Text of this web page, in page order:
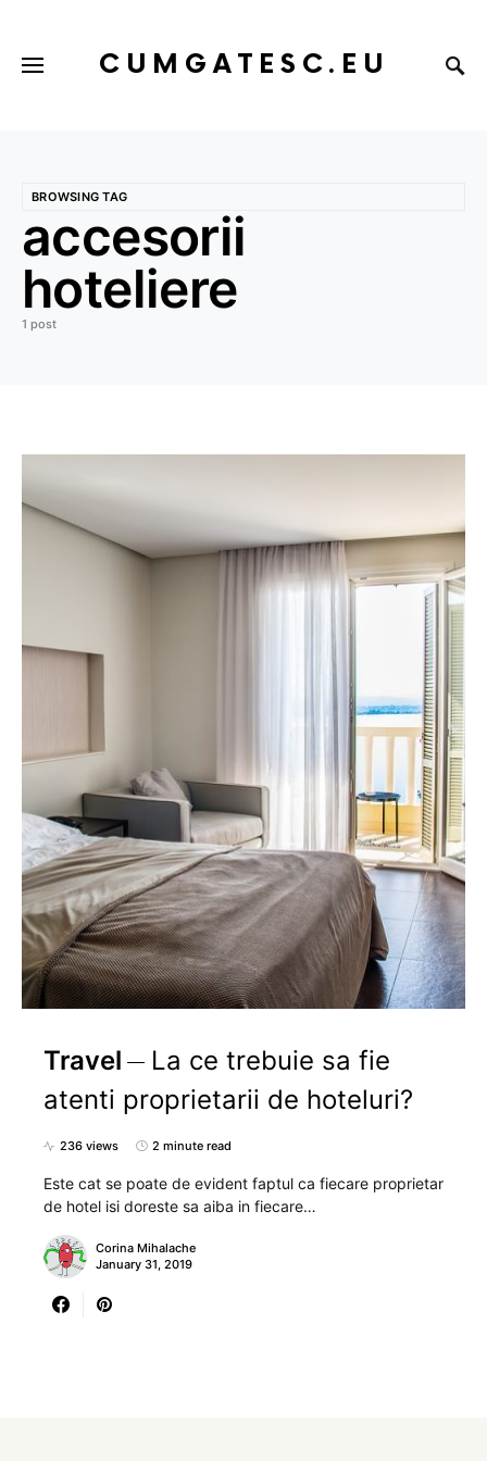
CUMGATESC.EU
BROWSING TAG
accesorii
hoteliere
1 post
Travel
La ce trebuie sa fie
atenti proprietarii de hoteluri?
236 views 2 minute read
Este cat se poate de evident faptul ca fiecare proprietar
de hotel isi doreste sa aiba in fiecare…
Corina Mihalache
January 31, 2019